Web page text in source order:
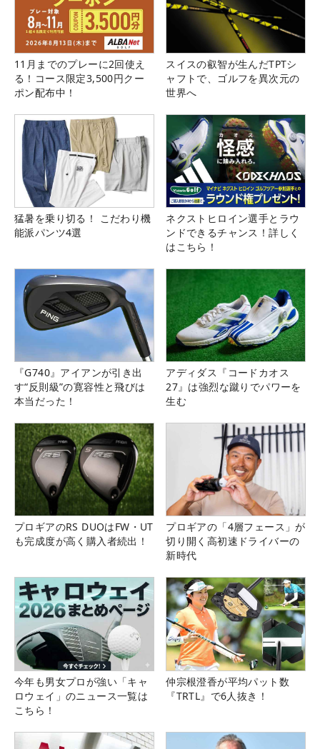
11月までのプレーに2回使え
る！コース限定3,500円クー
ポン配布中！
スイスの叡智が生んだTPTシ
ャフトで、ゴルフを異次元の
世界へ
猛暑を乗り切る！ こだわり機
能派パンツ4選
ネクストヒロイン選手とラウ
ンドできるチャンス！詳しく
はこちら！
『G740』アイアンが引き出
す“反則級”の寛容性と飛びは
本当だった！
アディダス『コードカオス
27』は強烈な蹴りでパワーを
生む
プロギアのRS DUOはFW・UT
も完成度が高く購入者続出！
プロギアの「4層フェース」が
切り開く高初速ドライバーの
新時代
今年も男女プロが強い「キャ
ロウェイ」のニュース一覧は
こちら！
仲宗根澄香が平均パット数
『TRTL』で6人抜き！